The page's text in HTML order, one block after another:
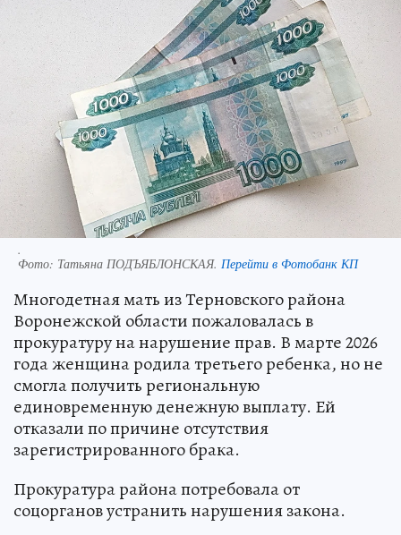
.
Фото: Татьяна ПОДЪЯБЛОНСКАЯ. Перейти в Фотобанк КП
Многодетная мать из Терновского района
Воронежской области пожаловалась в
прокуратуру на нарушение прав. В марте 2026
года женщина родила третьего ребенка, но не
смогла получить региональную
единовременную денежную выплату. Ей
отказали по причине отсутствия
зарегистрированного брака.
Прокуратура района потребовала от
соцорганов устранить нарушения закона.